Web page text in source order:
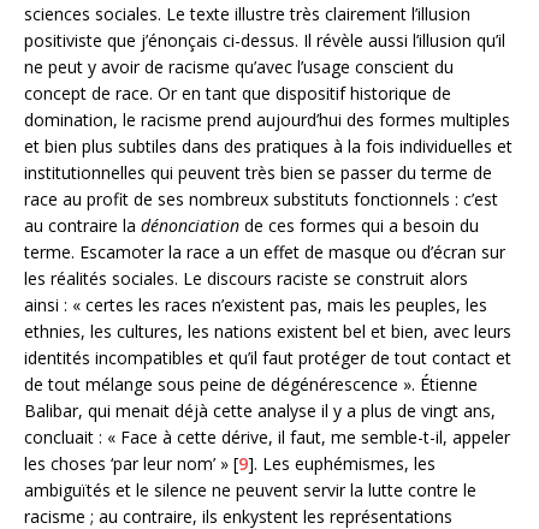
sciences sociales. Le texte illustre très clairement l’illusion
positiviste que j’énonçais ci-dessus. Il révèle aussi l’illusion qu’il
ne peut y avoir de racisme qu’avec l’usage conscient du
concept de race. Or en tant que dispositif historique de
domination, le racisme prend aujourd’hui des formes multiples
et bien plus subtiles dans des pratiques à la fois individuelles et
institutionnelles qui peuvent très bien se passer du terme de
race au profit de ses nombreux substituts fonctionnels : c’est
au contraire la dénonciation de ces formes qui a besoin du
terme. Escamoter la race a un effet de masque ou d’écran sur
les réalités sociales. Le discours raciste se construit alors
ainsi : « certes les races n’existent pas, mais les peuples, les
ethnies, les cultures, les nations existent bel et bien, avec leurs
identités incompatibles et qu’il faut protéger de tout contact et
de tout mélange sous peine de dégénérescence ». Étienne
Balibar, qui menait déjà cette analyse il y a plus de vingt ans,
concluait : « Face à cette dérive, il faut, me semble-t-il, appeler
les choses ‘par leur nom’ » [9]. Les euphémismes, les
ambiguïtés et le silence ne peuvent servir la lutte contre le
racisme ; au contraire, ils enkystent les représentations